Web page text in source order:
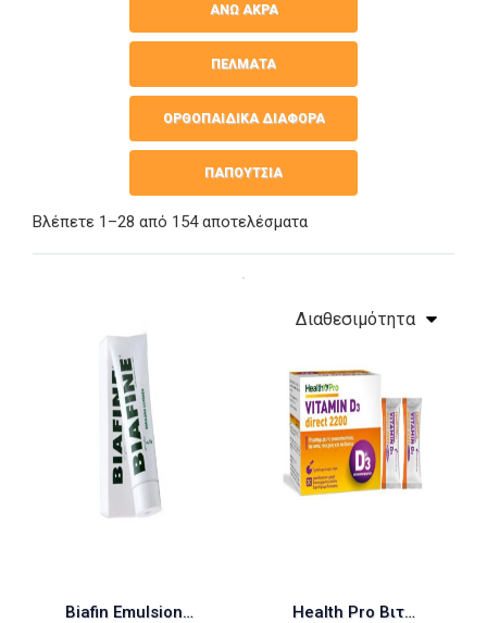
ΑΝΩ ΑΚΡΑ
ΠΕΛΜΑΤΑ
ΟΡΘΟΠΑΙΔΙΚΑ ΔΙΑΦΟΡΑ
ΠΑΠΟΥΤΣΙΑ
Βλέπετε 1–28 από 154 αποτελέσματα
Υψηλότερες πωλήσεις
Διαθεσιμότητα
Biafin Emulsion 100ml Health Pro Βιταμίνη D3 για Ενίσχυση του Ανοσοποιητικού & την Υγεία των Οστών 30 φακελίσκοι